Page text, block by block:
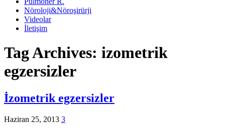
Nöroloji&Nöroşirürji
Videolar
İletişim
Tag Archives: izometrik
egzersizler
İzometrik egzersizler
Haziran 25, 2013 3